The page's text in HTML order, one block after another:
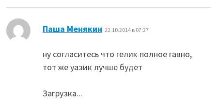
Паша Менякин 22.10.2014 в 07:27
ну согласитесь что гелик полное гавно,
тот же уазик лучше будет
Загрузка...